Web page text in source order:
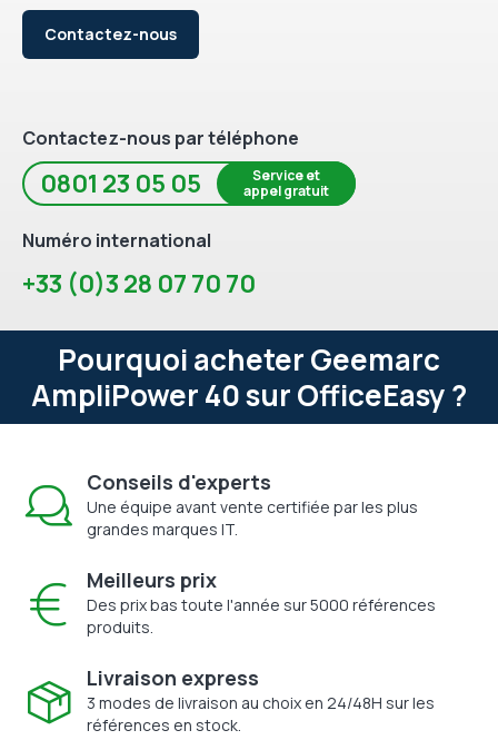
Contactez-nous
Contactez-nous par téléphone
0801 23 05 05
Service et
appel gratuit
Numéro international
+33 (0)3 28 07 70 70
Pourquoi acheter Geemarc
AmpliPower 40 sur OfficeEasy ?
Conseils d'experts
Une équipe avant vente certifiée par les plus
grandes marques IT.
Meilleurs prix
Des prix bas toute l'année sur 5000 références
produits.
Livraison express
3 modes de livraison au choix en 24/48H sur les
références en stock.